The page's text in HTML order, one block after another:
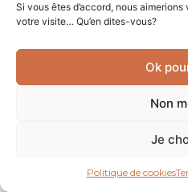
Si vous êtes d’accord, nous
votre visite… Qu’en dites-vous?
Ok
Non
Je
Politique de cookies